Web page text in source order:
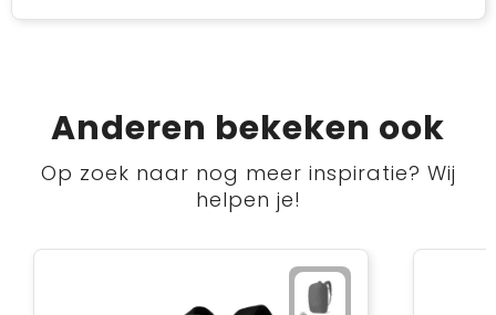
Anderen bekeken ook
Op zoek naar nog meer inspiratie? Wij
helpen je!